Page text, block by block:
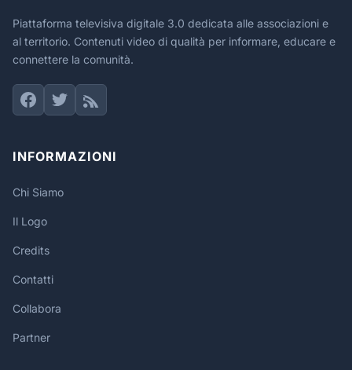
Piattaforma televisiva digitale 3.0 dedicata alle associazioni e
al territorio. Contenuti video di qualità per informare, educare e
connettere la comunità.
INFORMAZIONI
Chi Siamo
Il Logo
Credits
Contatti
Collabora
Partner